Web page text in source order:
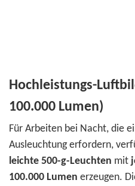
Hochleistungs-
100.000 Lumen)
Für Arbeiten bei Nacht, die
Ausleuchtung erfordern,
leichte 500-g-Leuchten mit
100.000 Lumen erzeugen.